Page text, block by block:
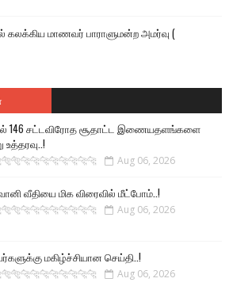
கலக்கிய மாணவர் பாராளுமன்ற அமர்வு (
146 சட்டவிரோத சூதாட்ட இணையதளங்களை
உத்தரவு..!
Aug 06, 2026
வீதியை மிக விரைவில் மீட்போம்..!
Aug 06, 2026
மகிழ்ச்சியான செய்தி..!
Aug 06, 2026